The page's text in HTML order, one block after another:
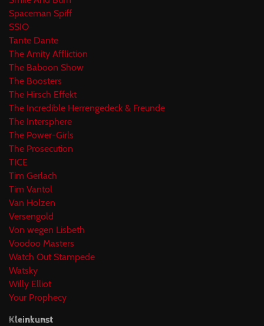
Spaceman Spiff
SSIO
Tante Dante
The Amity Affliction
The Baboon Show
The Boosters
The Hirsch Effekt
The Incredible Herrengedeck & Freunde
The Intersphere
The Power-Girls
The Prosecution
TICE
Tim Gerlach
Tim Vantol
Van Holzen
Versengold
Von wegen Lisbeth
Voodoo Masters
Watch Out Stampede
Watsky
Willy Elliot
Your Prophecy
Kleinkunst